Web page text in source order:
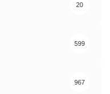
20
599
967